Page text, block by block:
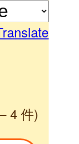
4 件)